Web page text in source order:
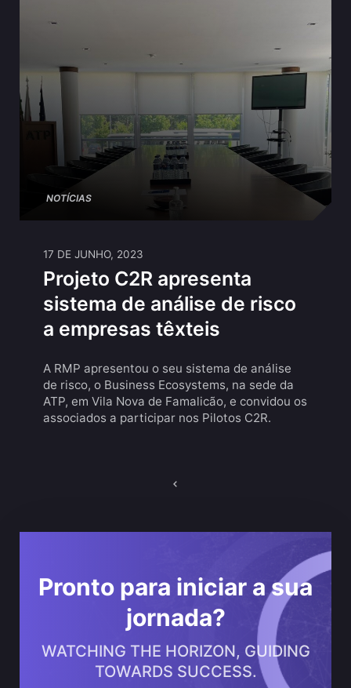
NOTÍCIAS
17 DE JUNHO, 2023
Projeto C2R apresenta
sistema de análise de risco
a empresas têxteis
A RMP apresentou o seu sistema de análise
de risco, o Business Ecosystems, na sede da
ATP, em Vila Nova de Famalicão, e convidou os
associados a participar nos Pilotos C2R.
artigos
Pronto para iniciar a sua
jornada?
WATCHING THE HORIZON, GUIDING
TOWARDS SUCCESS.